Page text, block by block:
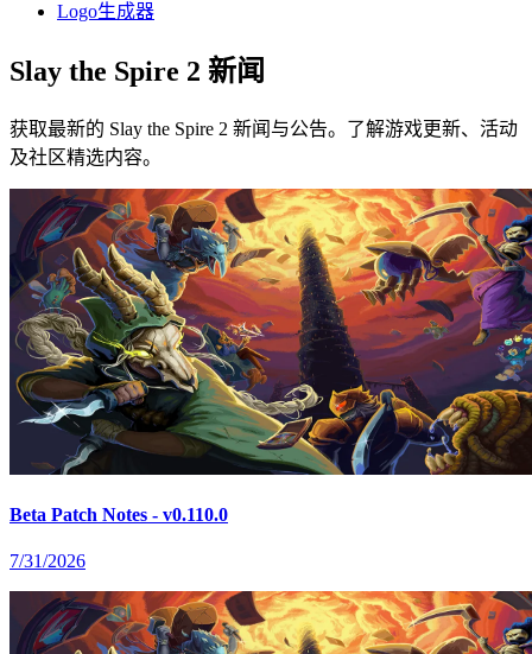
Logo生成器
Slay the Spire 2 新闻
获取最新的 Slay the Spire 2 新闻与公告。了解游戏更新、活动
及社区精选内容。
Beta Patch Notes - v0.110.0
7/31/2026